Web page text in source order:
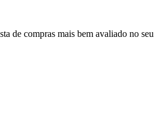
de compras mais bem avaliado no seu